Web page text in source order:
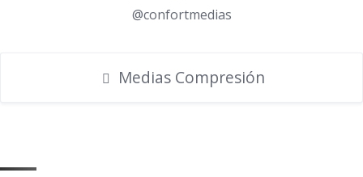
@confortmedias
Medias Compresión